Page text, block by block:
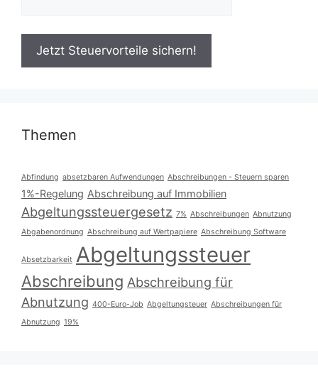
Themen
Abfindung absetzbaren Aufwendungen Abschreibungen - Steuern sparen
1%-Regelung Abschreibung auf Immobilien
Abgeltungssteuergesetz 7% Abschreibungen Abnutzung
Abgabenordnung Abschreibung auf Wertpapiere Abschreibung Software
Absetzbarkeit Abgeltungssteuer
Abschreibung Abschreibung für
Abnutzung 400-Euro-Job Abgeltungsteuer Abschreibungen für
Abnutzung 19%